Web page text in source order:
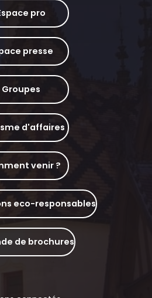
pro
presse
Groupes
d'affaires
venir ?
eco-responsables
de brochures